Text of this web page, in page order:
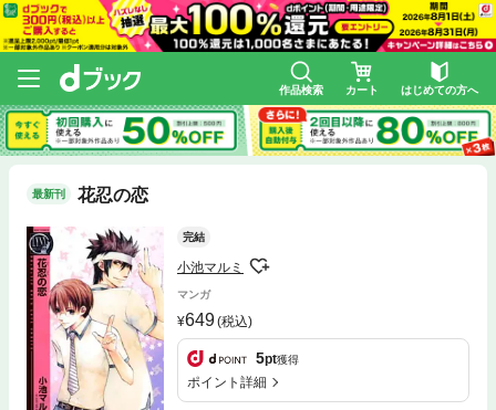
作品検索 カート はじめての方へ
最新刊 花忍の恋
完結
小池マルミ
マンガ
649(税込)
5pt獲得
ポイント詳細